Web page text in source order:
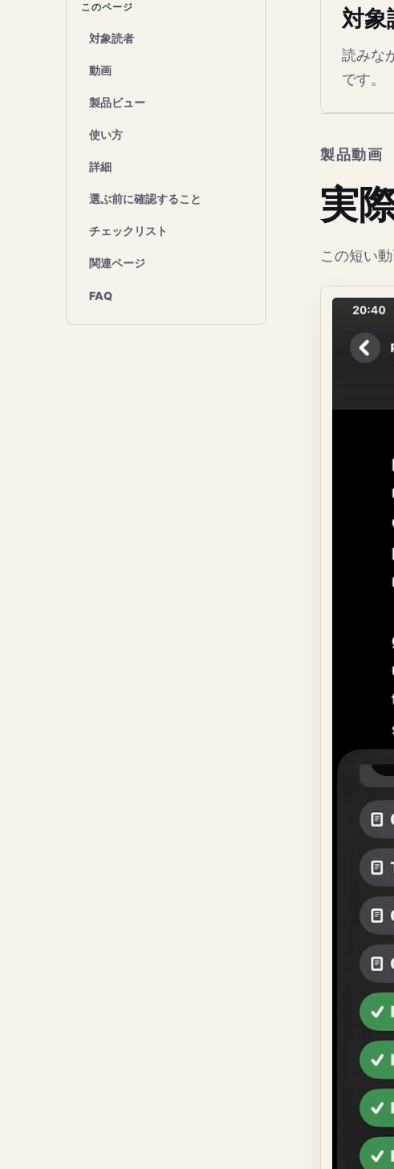
このページ
対象読者
動画
製品ビュー
使い方
詳細
選ぶ前に確認すること
チェックリスト
関連ページ
FAQ
対象
読みな
です。
製品動画
実
この短い